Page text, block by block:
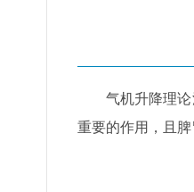
气机升降理
重要的作用，且